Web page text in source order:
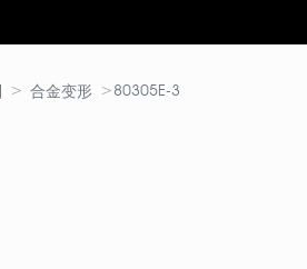
合金变形 80305E-3